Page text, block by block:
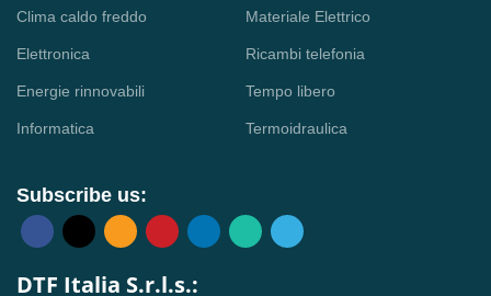
Clima caldo freddo
Elettronica
Energie rinnovabili
Informatica
Materiale Elettrico
Ricambi telefonia
Tempo libero
Termoidraulica
Subscribe us:
DTF Italia S.r.l.s.: